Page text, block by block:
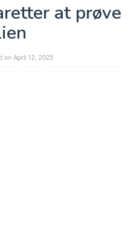
at prøve
onApril 12, 2025